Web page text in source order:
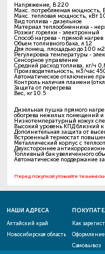
Напряжение, В 220
Макс. потребляемая мощность,
Макс. тепловая мощность, кВт
Вид топлива - дизельное
Материал теплообменника -
Розжиг горелки - электронный
Способ нагрева - прямой нагрев
Объем топливного бака, л 12
Для помещ. площадью до 100 м2
Регулировка температуры -
Сенсорное управление
Средний расход топлива, кг/ч
Производительность, м3/час
Автоматическое отключение
Контроль наличия пламени
Защита от перегрева
Вес, кг 10.5
Дизельная пушка прямого
обогрева нежилых помещений и
Низкотемпературный кожух
Высокий уровень КПД близкий к
Дополнительная защита от
Встроенный термостат
Металлический корпус с
Двухстороннее
Топливный бак увеличенного
Автоматическое поддержание
Перед покупкой уточняйте
НАШИ АДРЕСА
Алтайский край
Новосибирская область
Как
Оформление
Самовывоз